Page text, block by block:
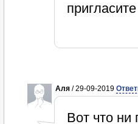
Аля / 29-09-2019
Вот что ни